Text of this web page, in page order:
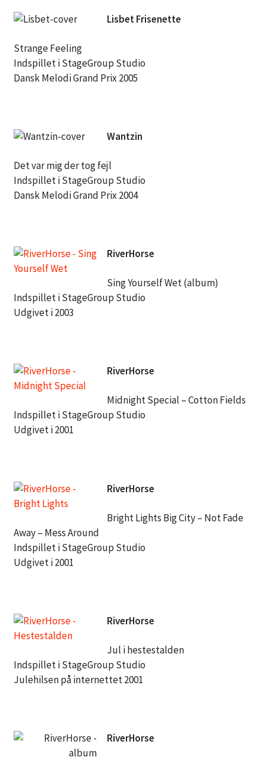
Lisbet Frisenette
Strange Feeling
Indspillet i StageGroup Studio
Dansk Melodi Grand Prix 2005
Wantzin
Det var mig der tog fejl
Indspillet i StageGroup Studio
Dansk Melodi Grand Prix 2004
RiverHorse
Sing Yourself Wet (album)
Indspillet i StageGroup Studio
Udgivet i 2003
RiverHorse
Midnight Special – Cotton Fields
Indspillet i StageGroup Studio
Udgivet i 2001
RiverHorse
Bright Lights Big City – Not Fade
Away – Mess Around
Indspillet i StageGroup Studio
Udgivet i 2001
RiverHorse
Jul i hestestalden
Indspillet i StageGroup Studio
Julehilsen på internettet 2001
RiverHorse